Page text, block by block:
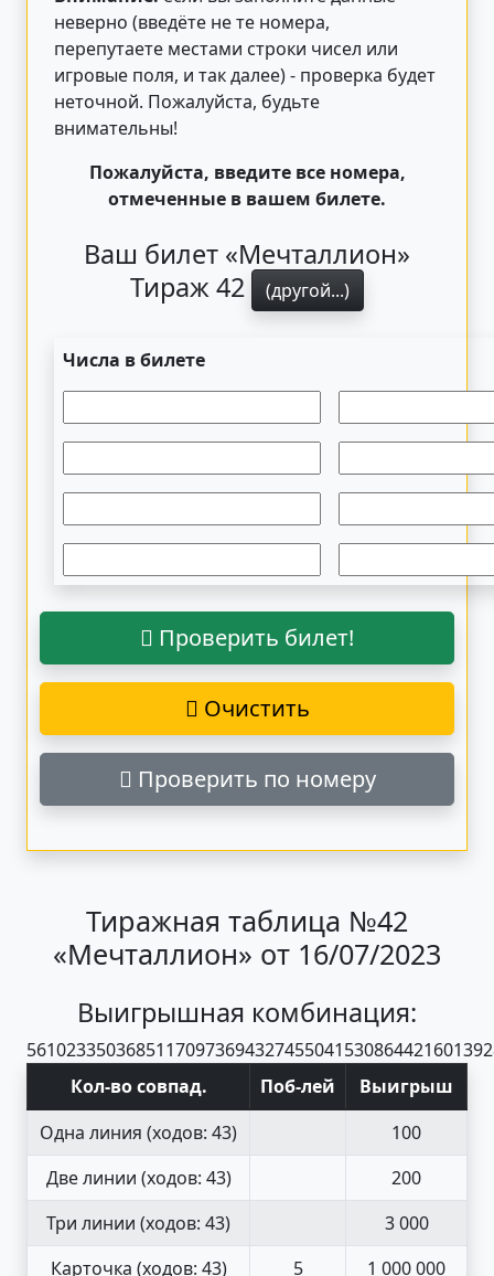
неверно (введёте не те номера,
перепутаете местами строки чисел или
игровые поля, и так далее) - проверка будет
неточной. Пожалуйста, будьте
внимательны!
Пожалуйста, введите все номера,
отмеченные в вашем билете.
Ваш билет «Мечталлион»
Тираж 42
(другой...)
Числа в билете
Проверить билет!
Очистить
Проверить по номеру
Тиражная таблица №42
«Мечталлион» от 16/07/2023
Выигрышная комбинация:
5610233503685117097369432745504153086442160139
Кол-во совпад. Поб-лей
Выигрыш
Одна линия (ходов: 43)
100
Две линии (ходов: 43)
200
Три линии (ходов: 43)
3 000
Карточка (ходов: 43) 5 1 000 000